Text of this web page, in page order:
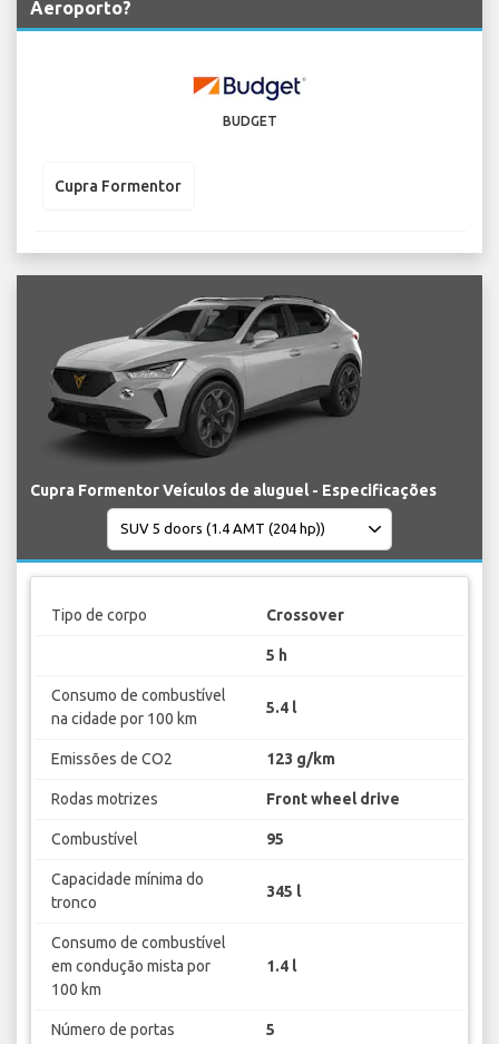
Aeroporto?
BUDGET
Cupra Formentor
Cupra Formentor Veículos de aluguel - Especificações
Tipo de corpo Crossover
5 h
Consumo de combustível
na cidade por 100 km
5.4 l
Emissões de CO2 123 g/km
Rodas motrizes Front wheel drive
Combustível 95
Capacidade mínima do
tronco
345 l
Consumo de combustível
em condução mista por
100 km
1.4 l
Número de portas 5